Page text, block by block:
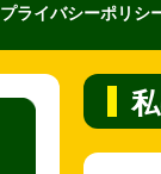
プライバシーポリシ